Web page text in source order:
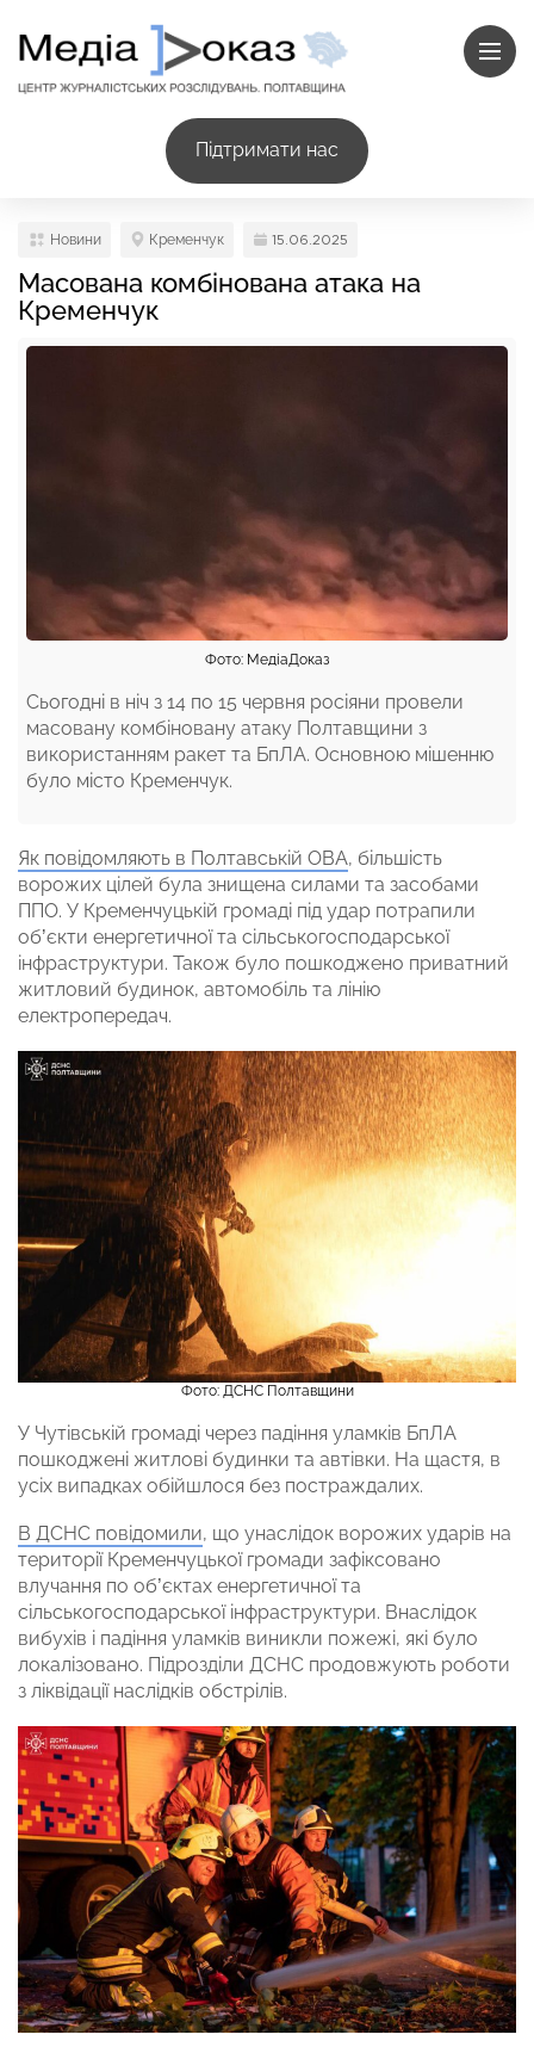
Підтримати нас
Новини Кременчук 15.06.2025
Масована комбінована атака на
Кременчук
Фото: МедіаДоказ
Сьогодні в ніч з 14 по 15 червня росіяни провели
масовану комбіновану атаку Полтавщини з
використанням ракет та БпЛА. Основною мішенню
було місто Кременчук.
Як повідомляють в Полтавській ОВА, більшість
ворожих цілей була знищена силами та засобами
ППО. У Кременчуцькій громаді під удар потрапили
обʼєкти енергетичної та сільськогосподарської
інфраструктури. Також було пошкоджено приватний
житловий будинок, автомобіль та лінію
електропередач.
Фото: ДСНС Полтавщини
У Чутівській громаді через падіння уламків БпЛА
пошкоджені житлові будинки та автівки. На щастя, в
усіх випадках обійшлося без постраждалих.
В ДСНС повідомили, що унаслідок ворожих ударів на
території Кременчуцької громади зафіксовано
влучання по об’єктах енергетичної та
сільськогосподарської інфраструктури. Внаслідок
вибухів і падіння уламків виникли пожежі, які було
локалізовано. Підрозділи ДСНС продовжують роботи
з ліквідації наслідків обстрілів.